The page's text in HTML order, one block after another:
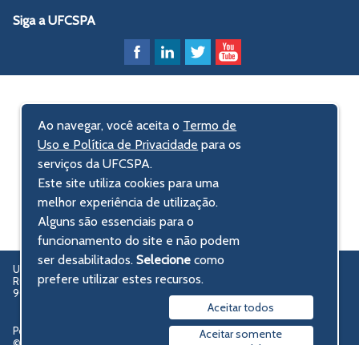
Siga a UFCSPA
UFCSPA – Universidade Federal de Ciências da Saúde de Porto Alegre
Rua Sarmento Leite, 245 - Centro Histórico
90050-170 Porto Alegre, RS, Brasil
Política de privacidade
Ao navegar, você aceita o Termo de
Uso e Política de Privacidade para os
serviços da UFCSPA.
Este site utiliza cookies para uma
melhor experiência de utilização.
Alguns são essenciais para o
funcionamento do site e não podem
ser desabilitados.Selecionecomo
prefere utilizar estes recursos.
Aceitar todos
Aceitar somente